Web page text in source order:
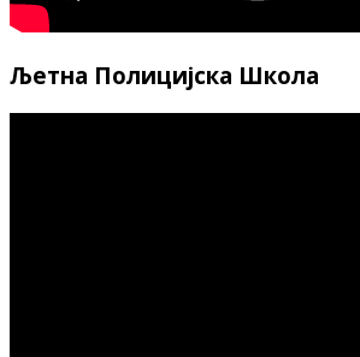
Љетна Полицијска Школа